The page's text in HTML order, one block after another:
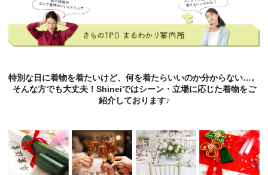
特別な日に着物を着たいけど、何を着たらいいのか分からない…。
そんな方でも大丈夫！Shineiではシーン・立場に応じた着物をご
紹介しております♪